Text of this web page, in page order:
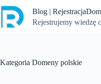
do
treści
Blog |
Rejestrujemy wiedzę
Kategoria Domeny polskie